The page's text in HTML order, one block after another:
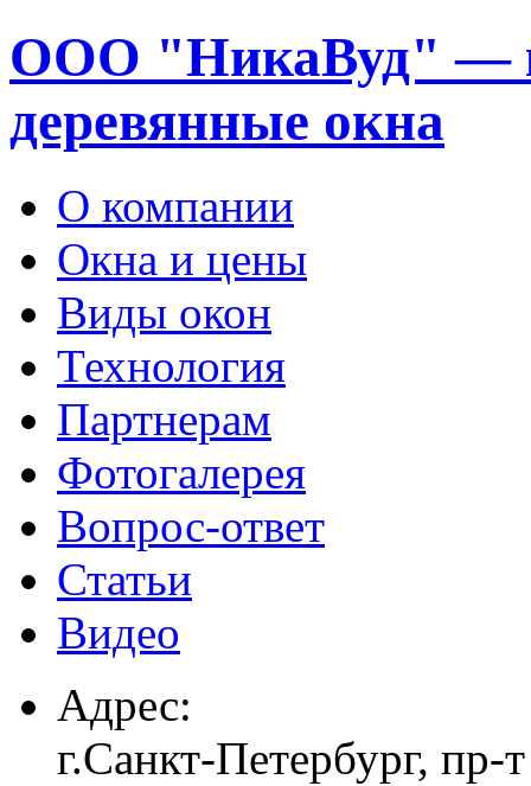
ООО "НикаВуд" —
деревянные окна
О компании
Окна и цены
Виды окон
Технология
Партнерам
Фотогалерея
Вопрос-ответ
Статьи
Видео
Адрес:
г.Санкт-Петербург, пр-